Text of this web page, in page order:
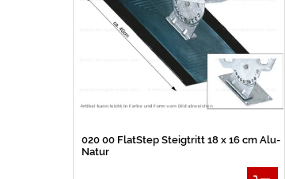
020 00 FlatStep Steigtritt 18 x 16 cm Alu-
Natur